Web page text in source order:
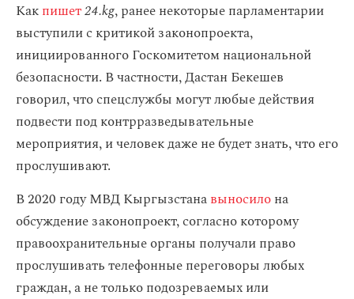
Какпишет24.kg, ранее некоторые парламентарии
выступили с критикой законопроекта,
инициированного Госкомитетом национальной
безопасности. В частности, Дастан Бекешев
говорил, что спецслужбы могут любые действия
подвести под контрразведывательные
мероприятия, и человек даже не будет знать, что его
прослушивают.
В 2020 году МВД Кыргызстанавыносилона
обсуждение законопроект, согласно которому
правоохранительные органы получали право
прослушивать телефонные переговоры любых
граждан, а не только подозреваемых или